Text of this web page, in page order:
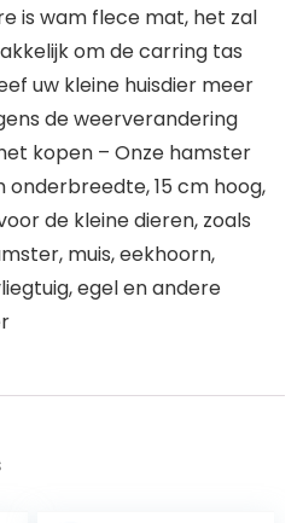
is wam flece mat, het zal
om de carring tas
uw kleine huisdier meer
de weerverandering
kopen – Onze hamster
15 cm hoog,
de kleine dieren, zoals
muis, eekhoorn,
egel en andere